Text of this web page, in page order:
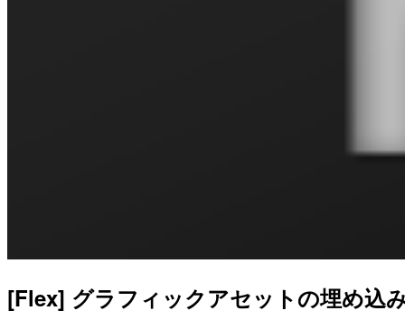
[Flex] グラフィックアセットの埋め込